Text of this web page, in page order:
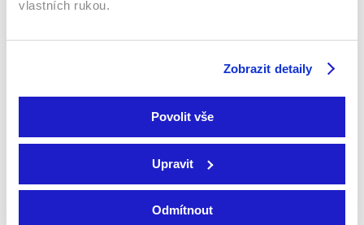
vlastních rukou.
Zobrazit detaily
Povolit vše
Upravit
Odmítnout
po celé EU, a to až na 6 zařízeních.
Smart TV - Android, Google, Samsung, LG, VIDAA